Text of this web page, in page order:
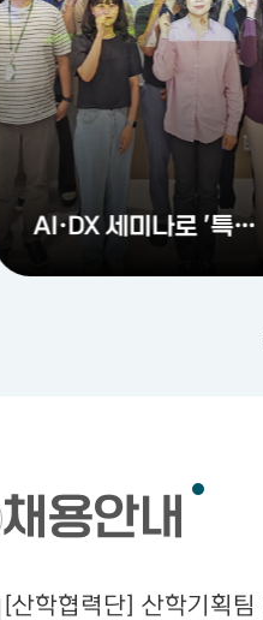
K-조선 생존 열쇠는 DX·AX 융합…울산과학대학교, 현대중공업 출신 전문가 초청 제5차 지산학 이음 세미나 개최
채용안내